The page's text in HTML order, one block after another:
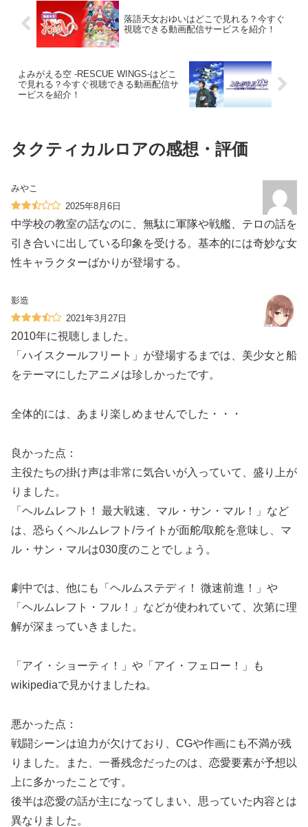
落語天女おゆいはどこで見れる？今すぐ
視聴できる動画配信サービスを紹介！
よみがえる空 -RESCUE WINGS-はどこ
で見れる？今すぐ視聴できる動画配信サ
ービスを紹介！
タクティカルロアの感想・評価
みやこ
2025年8月6日
中学校の教室の話なのに、無駄に軍隊や戦艦、テロの話を
引き合いに出している印象を受ける。基本的には奇妙な女
性キャラクターばかりが登場する。
影造
2021年3月27日
2010年に視聴しました。
「ハイスクールフリート」が登場するまでは、美少女と船
をテーマにしたアニメは珍しかったです。
全体的には、あまり楽しめませんでした・・・
良かった点：
主役たちの掛け声は非常に気合いが入っていて、盛り上が
りました。
「ヘルムレフト！ 最大戦速、マル・サン・マル！」など
は、恐らくヘルムレフト/ライトが面舵/取舵を意味し、マ
ル・サン・マルは030度のことでしょう。
劇中では、他にも「ヘルムステディ！ 微速前進！」や
「ヘルムレフト・フル！」などが使われていて、次第に理
解が深まっていきました。
「アイ・ショーティ！」や「アイ・フェロー！」も
wikipediaで見かけましたね。
悪かった点：
戦闘シーンは迫力が欠けており、CGや作画にも不満が残
りました。また、一番残念だったのは、恋愛要素が予想以
上に多かったことです。
後半は恋愛の話が主になってしまい、思っていた内容とは
異なりました。